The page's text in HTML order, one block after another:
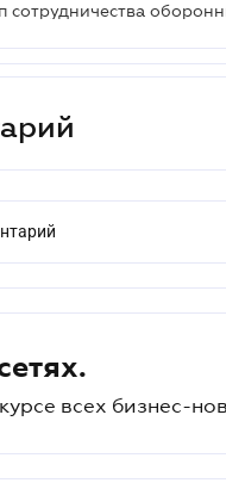
всех бизнес-